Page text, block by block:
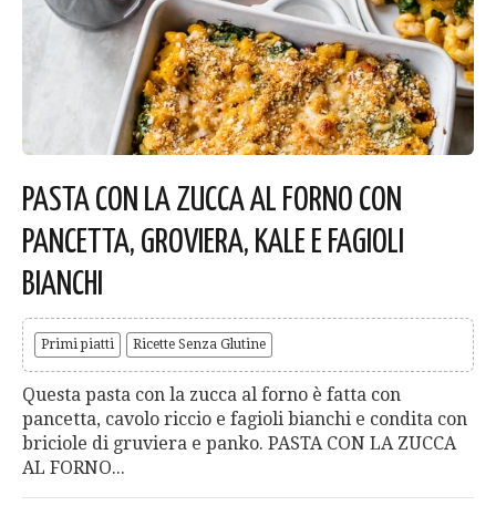
PASTA CON LA ZUCCA AL FORNO CON
PANCETTA, GROVIERA, KALE E FAGIOLI
BIANCHI
Primi piatti Ricette Senza Glutine
Questa pasta con la zucca al forno è fatta con
pancetta, cavolo riccio e fagioli bianchi e condita con
briciole di gruviera e panko. PASTA CON LA ZUCCA
AL FORNO...